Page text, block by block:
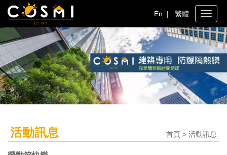
Toggle
En | 繁體
活動訊息 首頁 > 活動訊息